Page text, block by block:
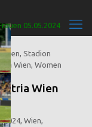
Wien
Wien,